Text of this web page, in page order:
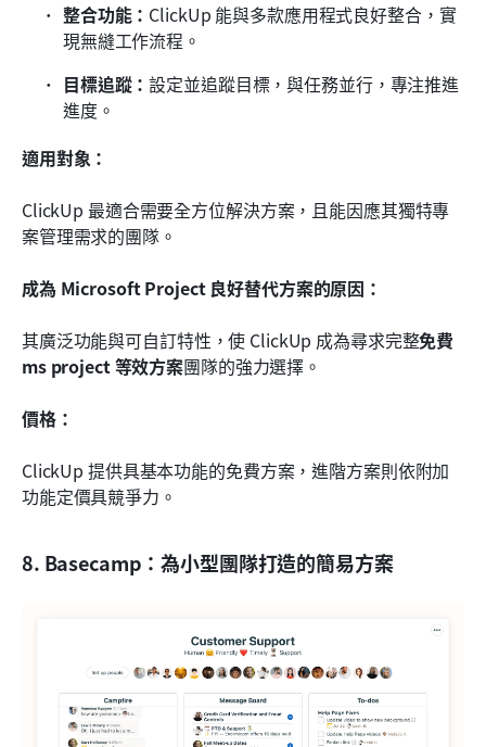
整合功能： ClickUp 能與多款應用程式良好整合，實
現無縫工作流程。
目標追蹤：設定並追蹤目標，與任務並行，專注推進
進度。
適用對象：
ClickUp 最適合需要全方位解決方案，且能因應其獨特專
案管理需求的團隊。
成為 Microsoft Project 良好替代方案的原因：
其廣泛功能與可自訂特性，使 ClickUp 成為尋求完整免費
ms project 等效方案團隊的強力選擇。
價格：
ClickUp 提供具基本功能的免費方案，進階方案則依附加
功能定價具競爭力。
8. Basecamp：為小型團隊打造的簡易方案